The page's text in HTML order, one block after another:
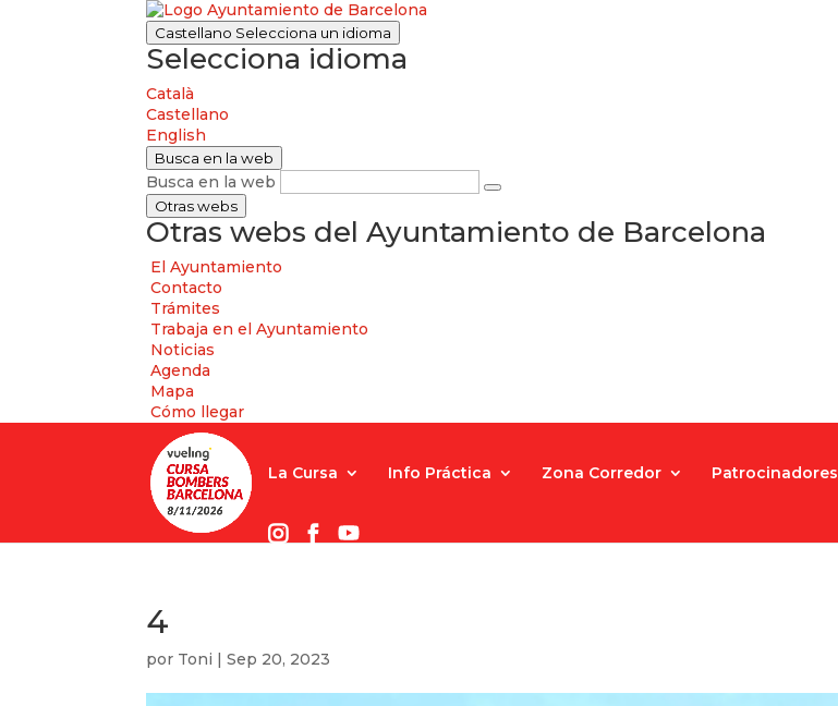
Castellano Selecciona un idioma
Selecciona idioma
Català
Castellano
English
Busca en la web
Busca en la web
Otras webs
Otras webs del Ayuntamiento de Barcelona
El Ayuntamiento
Contacto
Trámites
Trabaja en el Ayuntamiento
Noticias
Agenda
Mapa
Cómo llegar
La Cursa Info Práctica Zona Corredor Patrocinadores
4
por Toni |Sep 20, 2023